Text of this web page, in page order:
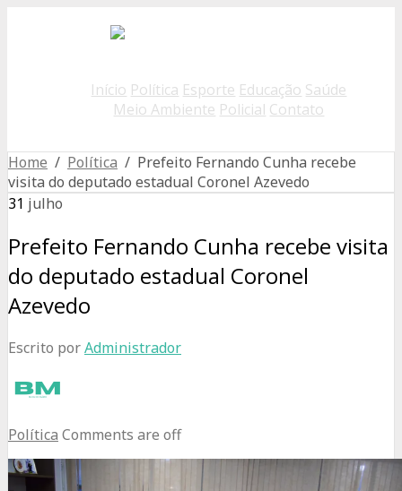
Início Política Esporte Educação Saúde
Meio Ambiente Policial Contato
Home / Política / Prefeito Fernando Cunha recebe
visita do deputado estadual Coronel Azevedo
31 julho
Prefeito Fernando Cunha recebe visita
do deputado estadual Coronel
Azevedo
Escrito porAdministrador
Política Comments are off